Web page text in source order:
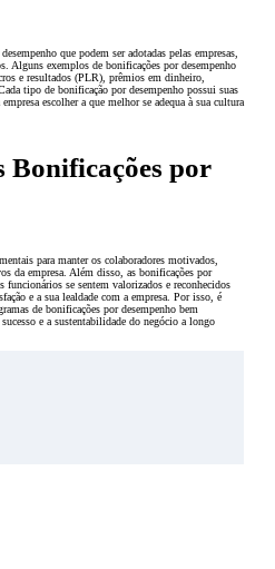
que podem ser adotadas pelas empresas,
Alguns exemplos de bonificações por desempenho
e resultados (PLR), prêmios em dinheiro,
tipo de bonificação por desempenho possui suas
escolher a que melhor se adequa à sua cultura
por
para manter os colaboradores motivados,
da empresa. Além disso, as bonificações por
funcionários se sentem valorizados e reconhecidos
e a sua lealdade com a empresa. Por isso, é
de bonificações por desempenho bem
e a sustentabilidade do negócio a longo